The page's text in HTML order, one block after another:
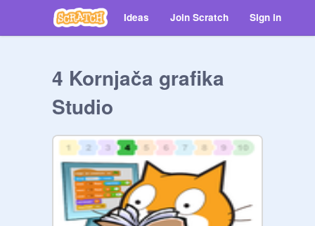
Ideas Join Scratch Sign in
4 Kornjača grafika
Studio